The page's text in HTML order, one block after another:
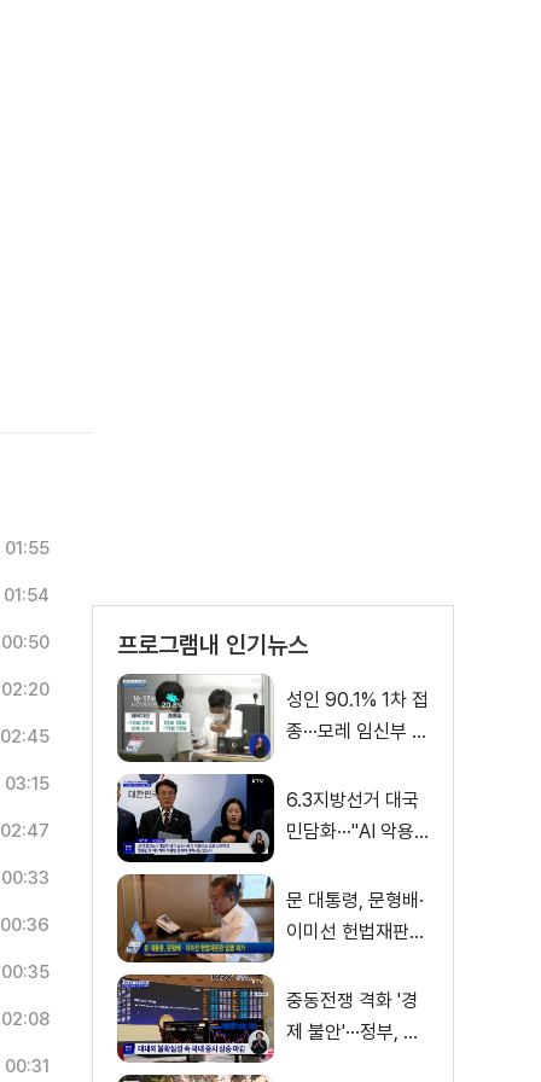
01:55
01:54
00:50
02:20
02:45
03:15
02:47
00:33
00:36
00:35
02:08
00:31
프로그램내 인기뉴스
성인 90.1% 1차 접
종···모레 임신부 사
6.3지방선거 대국
민담화···"AI 악용
문 대통령, 문형배·
이미선 헌법재판관
중동전쟁 격화 '경
제 불안'···정부, 금